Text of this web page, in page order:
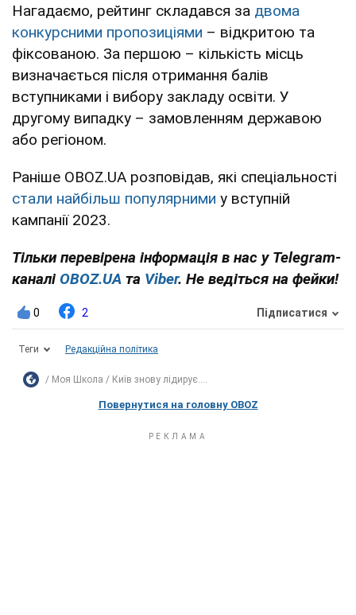
Нагадаємо, рейтинг складався за двома
конкурсними пропозиціями – відкритою та
фіксованою. За першою – кількість місць
визначається після отримання балів
вступниками і вибору закладу освіти. У
другому випадку – замовленням державою
або регіоном.
Раніше OBOZ.UA розповідав, які спеціальності
стали найбільш популярними у вступній
кампанії 2023.
Тільки перевірена інформація в нас у Telegram-
каналі OBOZ.UA та Viber. Не ведіться на фейки!
0 2 Підписатися
Теги Редакційна політика
Моя Школа Київ знову лідирує....
Повернутися на головну OBOZ